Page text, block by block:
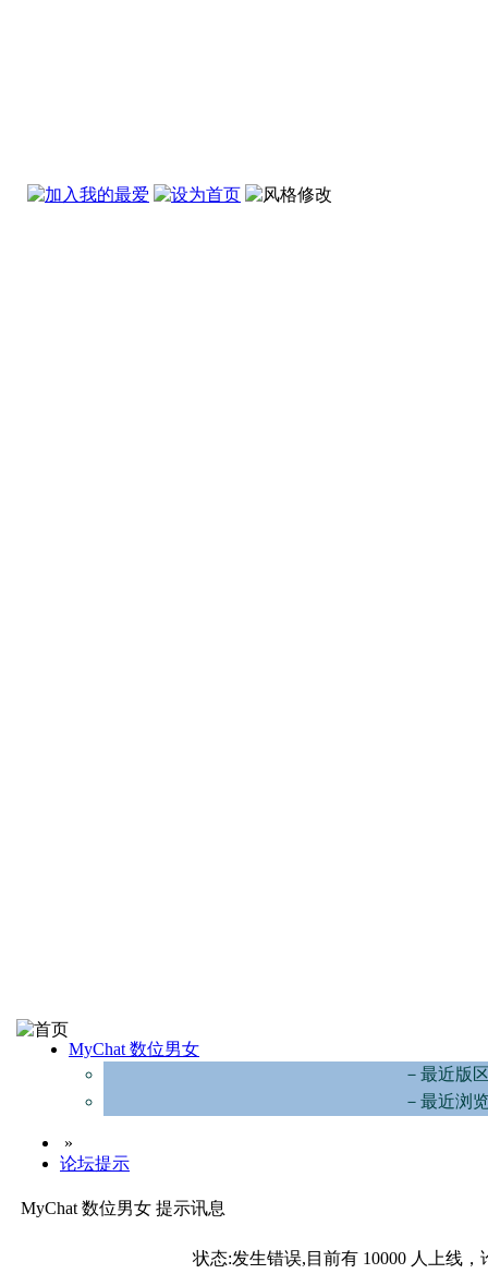
MyChat 数位男女
－最近版
－最近浏
»
论坛提示
MyChat 数位男女 提示讯息
状态:发生错误,目前有 10000 人上线